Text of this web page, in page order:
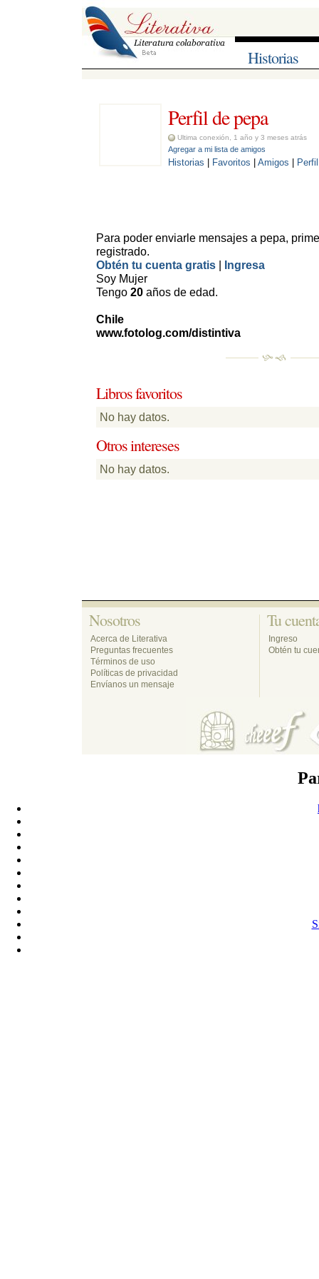
Historias
Perfil de pepa
Ultima conexión, 1 año y 3 meses atrás
Agregar a mi lista de amigos
Historias Favoritos Amigos Perfil
Para poder enviarle mensajes a pepa,
registrado.
Obtén tu cuenta gratis | Ingresa
Soy Mujer
Tengo 20 años de edad.
Chile
www.fotolog.com/distintiva
Libros favoritos
No hay datos.
Otros intereses
No hay datos.
Nosotros
Acerca de Literativa
Preguntas frecuentes
Términos de uso
Políticas de privacidad
Envíanos un mensaje
Tu
Ingreso
Obtén tu